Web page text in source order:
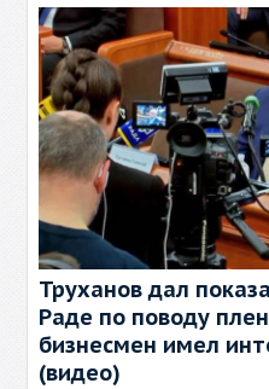
Труханов дал
Раде по поводу
бизнесмен имел
(видео)